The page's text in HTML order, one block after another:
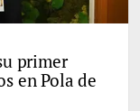
primer
en Pola de